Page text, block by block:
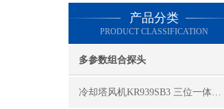
产品分类
PRODUCT CLASSIFICATION
多参数组合探头
冷却塔风机KR939SB3 三位一体探头